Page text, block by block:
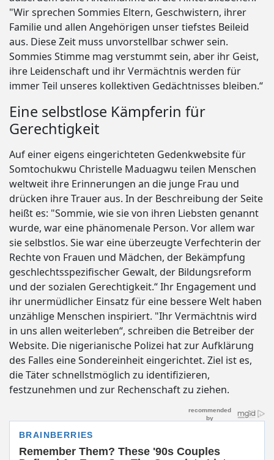
"Wir sprechen Sommies Eltern, Geschwistern, ihrer
Familie und allen Angehörigen unser tiefstes Beileid
aus. Diese Zeit muss unvorstellbar schwer sein.
Sommies Stimme mag verstummt sein, aber ihr Geist,
ihre Leidenschaft und ihr Vermächtnis werden für
immer Teil unseres kollektiven Gedächtnisses bleiben.“
Eine selbstlose Kämpferin für
Gerechtigkeit
Auf einer eigens eingerichteten Gedenkwebsite für
Somtochukwu Christelle Maduagwu teilen Menschen
weltweit ihre Erinnerungen an die junge Frau und
drücken ihre Trauer aus. In der Beschreibung der Seite
heißt es: "Sommie, wie sie von ihren Liebsten genannt
wurde, war eine phänomenale Person. Vor allem war
sie selbstlos. Sie war eine überzeugte Verfechterin der
Rechte von Frauen und Mädchen, der Bekämpfung
geschlechtsspezifischer Gewalt, der Bildungsreform
und der sozialen Gerechtigkeit.“ Ihr Engagement und
ihr unermüdlicher Einsatz für eine bessere Welt haben
unzählige Menschen inspiriert. "Ihr Vermächtnis wird
in uns allen weiterleben“, schreiben die Betreiber der
Website. Die nigerianische Polizei hat zur Aufklärung
des Falles eine Sondereinheit eingerichtet. Ziel ist es,
die Täter schnellstmöglich zu identifizieren,
festzunehmen und zur Rechenschaft zu ziehen.